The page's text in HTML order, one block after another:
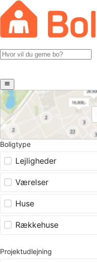
Boligtype
Lejligheder
Værelser
Huse
Rækkehuse
Projektudlejning